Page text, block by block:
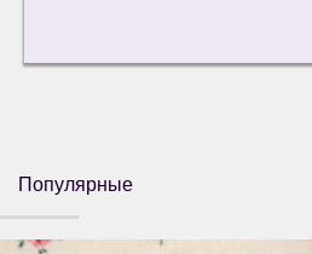
Популярные